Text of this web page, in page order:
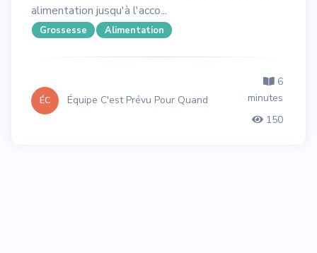
alimentation jusqu'à l'acco...
Grossesse Alimentation
ÉC Équipe C'est Prévu Pour Quand
6
minutes
150